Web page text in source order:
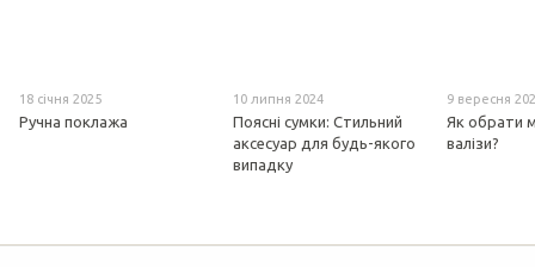
18 січня 2025
Ручна поклажа
10 липня 2024
Поясні сумки: Стильний
аксесуар для будь-якого
випадку
9 вересня
Як обрати
валізи?